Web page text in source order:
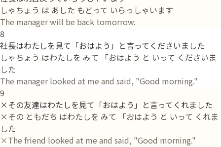
しゃちょう は あした もどって いらっしゃいます
The manager will be back tomorrow.
8
社長はわたしを見て「おはよう」と言ってくださいました
しゃちょう はわたしを みて 「おはよう と いって くださいま
した
The manager looked at me and said, "Good morning."
9
×その友達はわたしを見て「おはよう」と言ってくれました
×その ともだち はわたしを みて 「おはよう と いって くれま
した
×The friend looked at me and said, "Good morning."